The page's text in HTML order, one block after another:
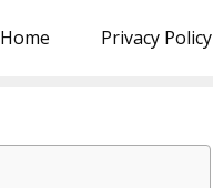
Home Privacy Policy